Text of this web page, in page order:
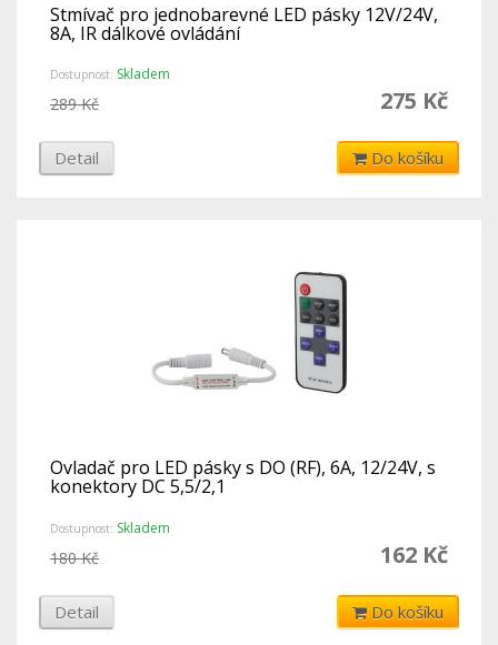
Stmívač pro jednobarevné LED pásky 12V/24V,
8A, IR dálkové ovládání
Dostupnost: Skladem
275 Kč
289 Kč
Detail Do košíku
Ovladač pro LED pásky s DO (RF), 6A, 12/24V, s
konektory DC 5,5/2,1
Dostupnost: Skladem
162 Kč
180 Kč
Detail Do košíku